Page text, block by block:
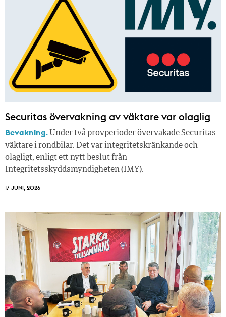
Securitas övervakning av väktare var olaglig
Bevakning. Under två provperioder övervakade Securitas
väktare i rondbilar. Det var integritetskränkande och
olagligt, enligt ett nytt beslut från
Integritetsskyddsmyndigheten (IMY).
17 JUNI, 2026